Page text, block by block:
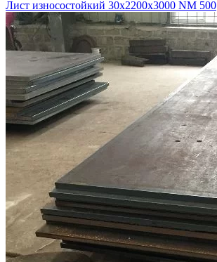
Лист износостойкий 30х2200х3000 NM 500